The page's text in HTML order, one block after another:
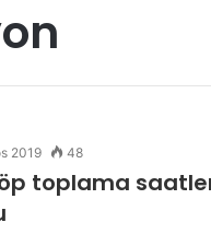
2019 48
toplama